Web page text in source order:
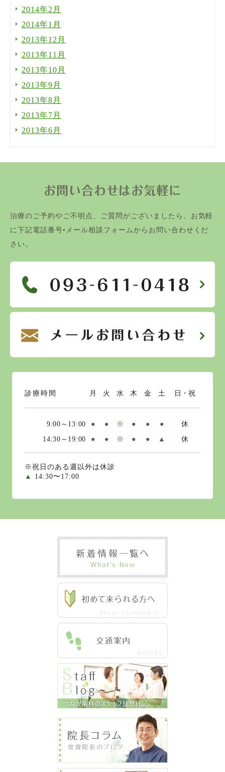
2014年2月
2014年1月
2013年12月
2013年11月
2013年10月
2013年9月
2013年8月
2013年7月
2013年6月
お問い合わせはお気軽に
治療のご予約やご不明点、ご質問がございましたら、お気軽
に下記電話番号•メール相談フォームからお問い合わせくだ
さい。
診療時間 月 火 水 木 金 土 日・祝
9:00～13:00 ● ● ※ ● ● ●
休
14:30～19:00
● ● ※ ● ● ▲ 休
※祝日のある週以外は休診
▲
14:30〜17:00